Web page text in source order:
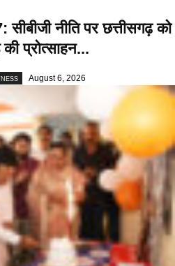
नीति पर छत्तीसगढ़ को
प्रोत्साहन...
August 6, 2026